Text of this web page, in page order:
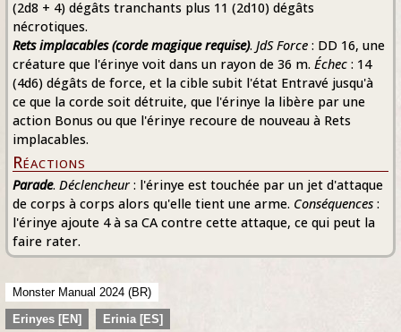
(2d8 + 4) dégâts tranchants plus 11 (2d10) dégâts
nécrotiques.
Rets implacables (corde magique requise). JdS Force : DD 16, une
créature que l'érinye voit dans un rayon de 36 m. Échec : 14
(4d6) dégâts de force, et la cible subit l'état Entravé jusqu'à
ce que la corde soit détruite, que l'érinye la libère par une
action Bonus ou que l'érinye recoure de nouveau à Rets
implacables.
Réactions
Parade. Déclencheur: l'érinye est touchée par un jet d'attaque
de corps à corps alors qu'elle tient une arme. Conséquences :
l'érinye ajoute 4 à sa CA contre cette attaque, ce qui peut la
faire rater.
Monster Manual 2024 (BR)
Erinyes [EN]
Erinia [ES]